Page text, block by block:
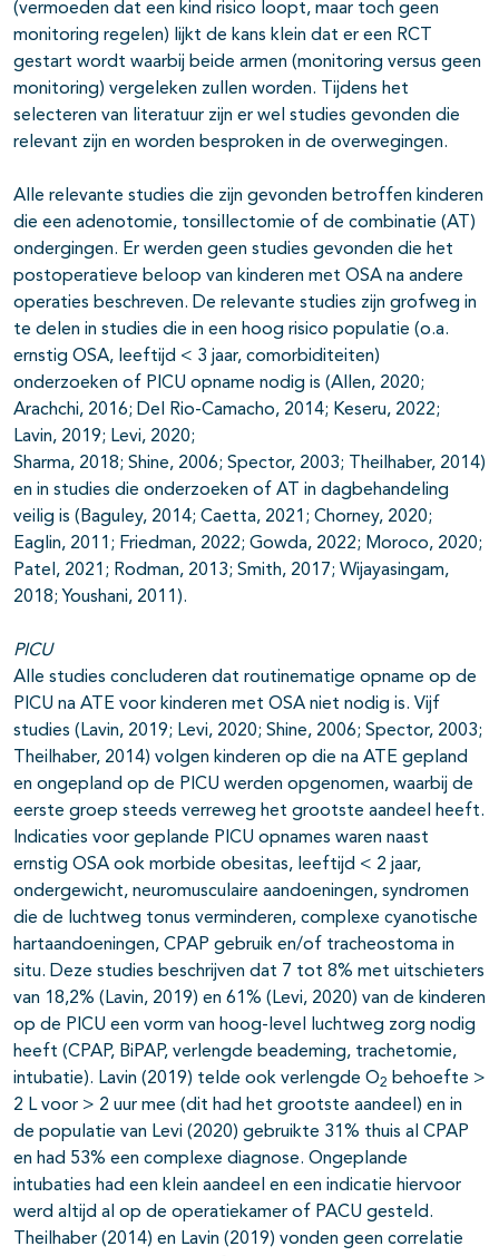
(vermoeden dat een kind risico loopt, maar toch geen
monitoring regelen) lijkt de kans klein dat er een RCT
gestart wordt waarbij beide armen (monitoring versus geen
monitoring) vergeleken zullen worden. Tijdens het
selecteren van literatuur zijn er wel studies gevonden die
relevant zijn en worden besproken in de overwegingen.
Alle relevante studies die zijn gevonden betroffen kinderen
die een adenotomie, tonsillectomie of de combinatie (AT)
ondergingen. Er werden geen studies gevonden die het
postoperatieve beloop van kinderen met OSA na andere
operaties beschreven. De relevante studies zijn grofweg in
te delen in studies die in een hoog risico populatie (o.a.
ernstig OSA, leeftijd < 3 jaar, comorbiditeiten)
onderzoeken of PICU opname nodig is (Allen, 2020;
Arachchi, 2016; Del Rio-Camacho, 2014; Keseru, 2022;
Lavin, 2019; Levi, 2020;
Sharma, 2018; Shine, 2006; Spector, 2003; Theilhaber, 2014)
en in studies die onderzoeken of AT in dagbehandeling
veilig is (Baguley, 2014; Caetta, 2021; Chorney, 2020;
Eaglin, 2011; Friedman, 2022; Gowda, 2022; Moroco, 2020;
Patel, 2021; Rodman, 2013; Smith, 2017; Wijayasingam,
2018; Youshani, 2011).
PICU
Alle studies concluderen dat routinematige opname op de
PICU na ATE voor kinderen met OSA niet nodig is. Vijf
studies (Lavin, 2019; Levi, 2020; Shine, 2006; Spector, 2003;
Theilhaber, 2014) volgen kinderen op die na ATE gepland
en ongepland op de PICU werden opgenomen, waarbij de
eerste groep steeds verreweg het grootste aandeel heeft.
Indicaties voor geplande PICU opnames waren naast
ernstig OSA ook morbide obesitas, leeftijd < 2 jaar,
ondergewicht, neuromusculaire aandoeningen, syndromen
die de luchtweg tonus verminderen, complexe cyanotische
hartaandoeningen, CPAP gebruik en/of tracheostoma in
situ. Deze studies beschrijven dat 7 tot 8% met uitschieters
van 18,2% (Lavin, 2019) en 61% (Levi, 2020) van de kinderen
op de PICU een vorm van hoog-level luchtweg zorg nodig
heeft (CPAP, BiPAP, verlengde beademing, trachetomie,
intubatie). Lavin (2019) telde ook verlengde O2 behoefte >
2 L voor > 2 uur mee (dit had het grootste aandeel) en in
de populatie van Levi (2020) gebruikte 31% thuis al CPAP
en had 53% een complexe diagnose. Ongeplande
intubaties had een klein aandeel en een indicatie hiervoor
werd altijd al op de operatiekamer of PACU gesteld.
Theilhaber (2014) en Lavin (2019) vonden geen correlatie